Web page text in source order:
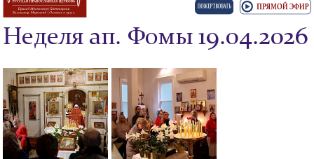
Skip to content
Неделя ап. Фомы 19.04.2026